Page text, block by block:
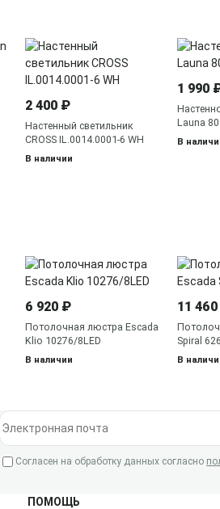
2 400 ₽
Настенный светильник
CROSS IL.0014.0001-6 WH
В наличии
1 990
Launa
В
6 920 ₽
Потолочная люстра Escada
Klio 10276/8LED
В наличии
11
Spiral
В
Электронная почта
Согласен на обработку данных согласно
ПОМОЩЬ